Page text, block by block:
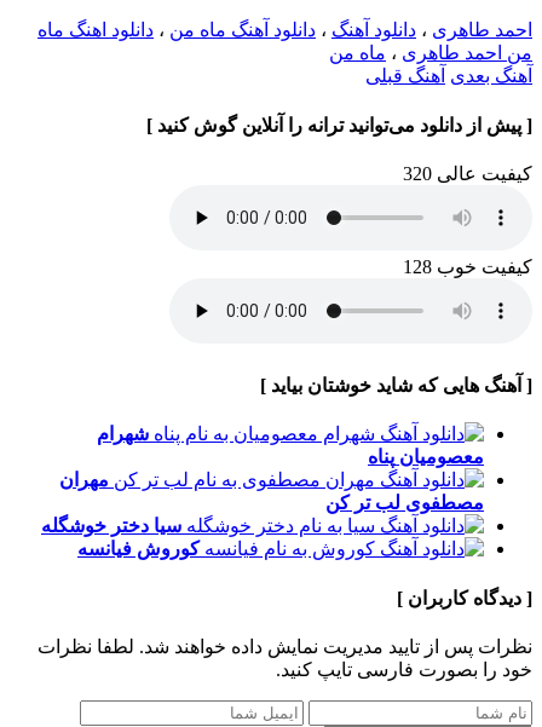
احمد طاهری ، دانلود آهنگ ، دانلود آهنگ ماه من ، دانلود اهنگ ماه
من احمد طاهری ، ماه من
آهنگ بعدی آهنگ قبلی
[ پیش از دانلود می‌توانید ترانه را آنلاین گوش کنید ]
کیفیت عالی 320
کیفیت خوب 128
[ آهنگ هایی که شاید خوشتان بیاید ]
شهرام
معصومیان پناه
مهران
مصطفوی لب تر کن
سیا دختر خوشگله
کوروش فیانسه
[ دیدگاه کاربران ]
نظرات پس از تایید مدیریت نمایش داده خواهند شد. لطفا نظرات
خود را بصورت فارسی تایپ کنید.